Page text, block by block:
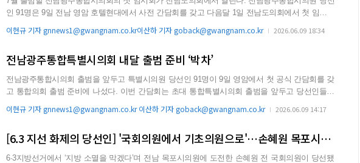
인 91명은 9일 전남 영암 호텔현대에서 사전 간담회를 갖고 다음달 1일 전남도의회에서 첫 임시회
이현규 기자 gnnews1@gwangnam.co.kr이산하 기자 goback@gwangnam.co.kr 2026.06.09 18:34
전남광주통합특별시의회 내달 출범 준비 ‘박차’
전남광주통합시의회 출범을 앞두고 특별시의원 당선인 91명이 9일 영암에서 첫 공식 간담회를 갖
고 통합의회 출범 준비에 나섰다. 이번 간담회는 초대 통합특별시의회 출범을 앞두고 당선인들이
이현규 기자 gnnews1@gwangnam.co.kr 이산하 기자 goback@gwangnam.co.kr 2026.06.09 14:17
[6.3 지선 화제의 당선인] '국회의원에서 기초의원으로'…손혜원 목포시의원 당선
6·3지방선거에서 ‘지방 소멸을 막겠다’며 전남 목포시의원에 도전한 손혜원 전 국회의원이 당선됐